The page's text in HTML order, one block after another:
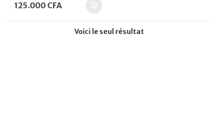
125.000 CFA
Voici le seul résultat